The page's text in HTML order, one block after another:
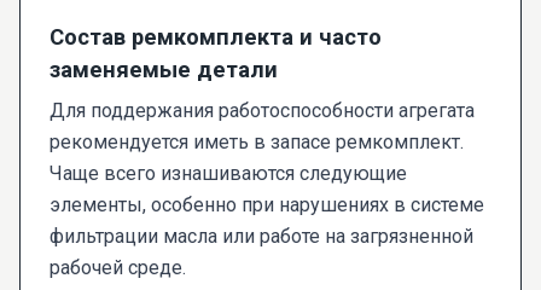
Состав ремкомплекта и часто
заменяемые детали
Для поддержания работоспособности агрегата
рекомендуется иметь в запасе ремкомплект.
Чаще всего изнашиваются следующие
элементы, особенно при нарушениях в системе
фильтрации масла или работе на загрязненной
рабочей среде.